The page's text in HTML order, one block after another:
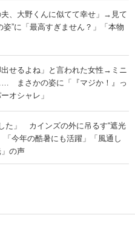
、大野くんに似てて幸せ」→見て
”に「最高すぎません？」「本物
出せるよね」と言われた女性→ミニ
まさかの姿に「『マジか！』っ
オシャレ」
た」 カインズの外に吊るす“遮光
今年の酷暑にも活躍」「風通し
の声